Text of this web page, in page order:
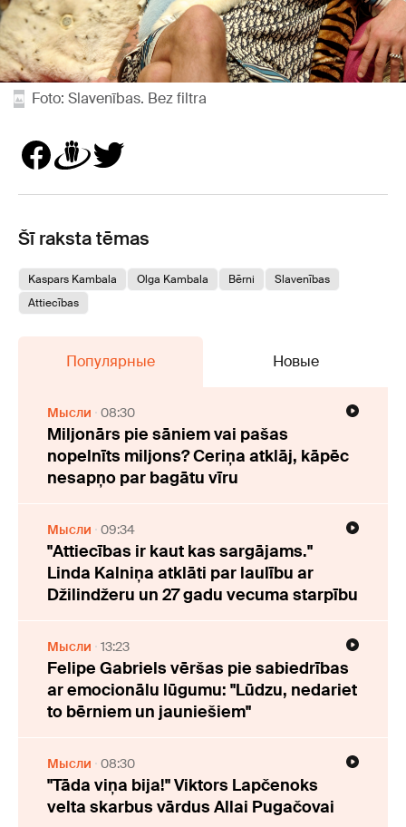
Foto: Slavenības. Bez filtra
Šī raksta tēmas
Kaspars Kambala Olga Kambala Bērni
Slavenības
Attiecības
Популярные Новые
Мысли 08:30
Miljonārs pie sāniem vai pašas
nopelnīts miljons? Ceriņa atklāj, kāpēc
nesapņo par bagātu vīru
Мысли 09:34
"Attiecības ir kaut kas sargājams."
Linda Kalniņa atklāti par laulību ar
Džilindžeru un 27 gadu vecuma starpību
Мысли 13:23
Felipe Gabriels vēršas pie sabiedrības
ar emocionālu lūgumu: "Lūdzu, nedariet
to bērniem un jauniešiem"
Мысли 08:30
"Tāda viņa bija!" Viktors Lapčenoks
velta skarbus vārdus Allai Pugačovai